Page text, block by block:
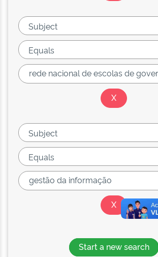
Start a new search